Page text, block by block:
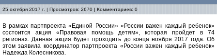
25 октября 2017 г. | Просмотров: 2670 | Комментариев: 0
В рамках партпроекта «Единой России» «России важен каждый ребенок»
состоится акция «Правовая помощь детям», которая пройдет в 74
регионах. Данная акция будет проходить до конца ноября 2017 года. Об
этом заявила координатор партпроекта «России важен каждый ребенок»
Надежда Колесникова.